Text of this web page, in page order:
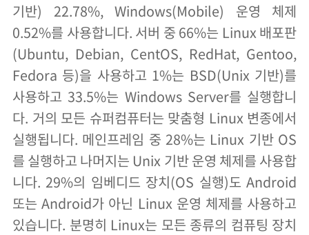
기반) 22.78%, Windows(Mobile) 운영 체제
0.52%를 사용합니다. 서버 중 66%는 Linux 배포판
(Ubuntu, Debian, CentOS, RedHat, Gentoo,
Fedora 등)을 사용하고 1%는 BSD(Unix 기반)를
사용하고 33.5%는 Windows Server를 실행합니
다. 거의 모든 슈퍼컴퓨터는 맞춤형 Linux 변종에서
실행됩니다. 메인프레임 중 28%는 Linux 기반 OS
를 실행하고 나머지는 Unix 기반 운영 체제를 사용합
니다. 29%의 임베디드 장치(OS 실행)도 Android
또는 Android가 아닌 Linux 운영 체제를 사용하고
있습니다. 분명히 Linux는 모든 종류의 컴퓨팅 장치